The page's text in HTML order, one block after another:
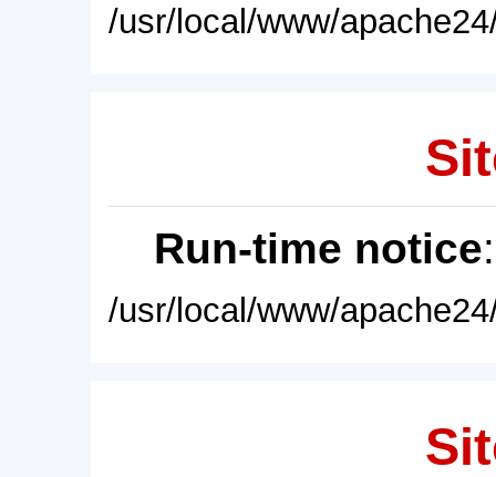
/usr/local/www/
Run-time notice
/usr/local/www/